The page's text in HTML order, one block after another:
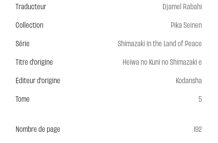
Traducteur
Djamel Rabahi
Collection
Pika Seinen
Série
Shimazaki in the Land of Peace
Titre d'origine
Heiwa no Kuni no Shimazaki e
Editeur d'origine
Kodansha
Tome
5
Nombre de page
192